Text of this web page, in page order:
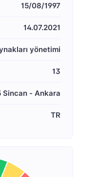
15/08/1997
14.07.2021
yönetimi
13
Sincan - Ankara
TR